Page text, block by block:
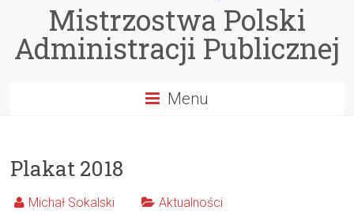
Mistrzostwa Polski
Administracji Publicznej
Menu
Plakat 2018
Michał Sokalski Aktualności